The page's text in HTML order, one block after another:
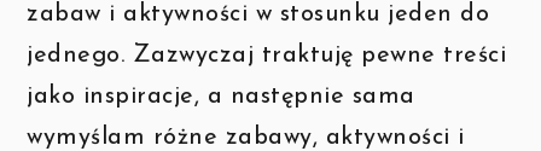
zabaw i aktywności w stosunku jeden do
jednego. Zazwyczaj traktuję pewne treści
jako inspiracje, a następnie sama
wymyślam różne zabawy, aktywności i